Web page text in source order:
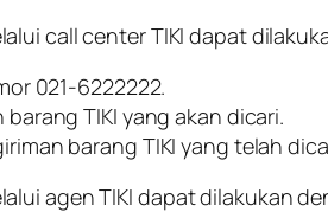
call center TIKI dapat
021-6222222.
TIKI yang akan dicari.
barang TIKI yang telah
agen TIKI dapat dilakukan